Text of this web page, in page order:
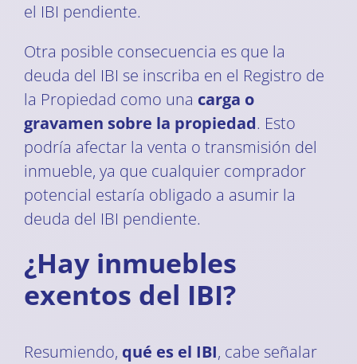
el IBI pendiente.
Otra posible consecuencia es que la
deuda del IBI se inscriba en el Registro de
la Propiedad como una carga o
gravamen sobre la propiedad. Esto
podría afectar la venta o transmisión del
inmueble, ya que cualquier comprador
potencial estaría obligado a asumir la
deuda del IBI pendiente.
¿Hay inmuebles
exentos del IBI?
Resumiendo, qué es el IBI, cabe señalar